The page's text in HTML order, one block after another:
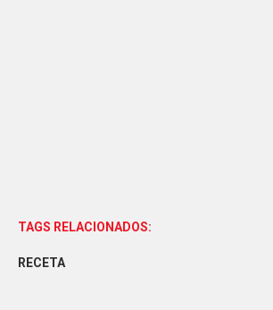
TAGS RELACIONADOS:
RECETA